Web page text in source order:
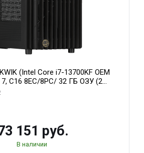
(Intel Core i7-13700KF OEM
C16 8EC/8PC/ 32 ГБ ОЗУ (2
24GB GDDR6X 384-Bit 3xDP
151 руб.
В наличии